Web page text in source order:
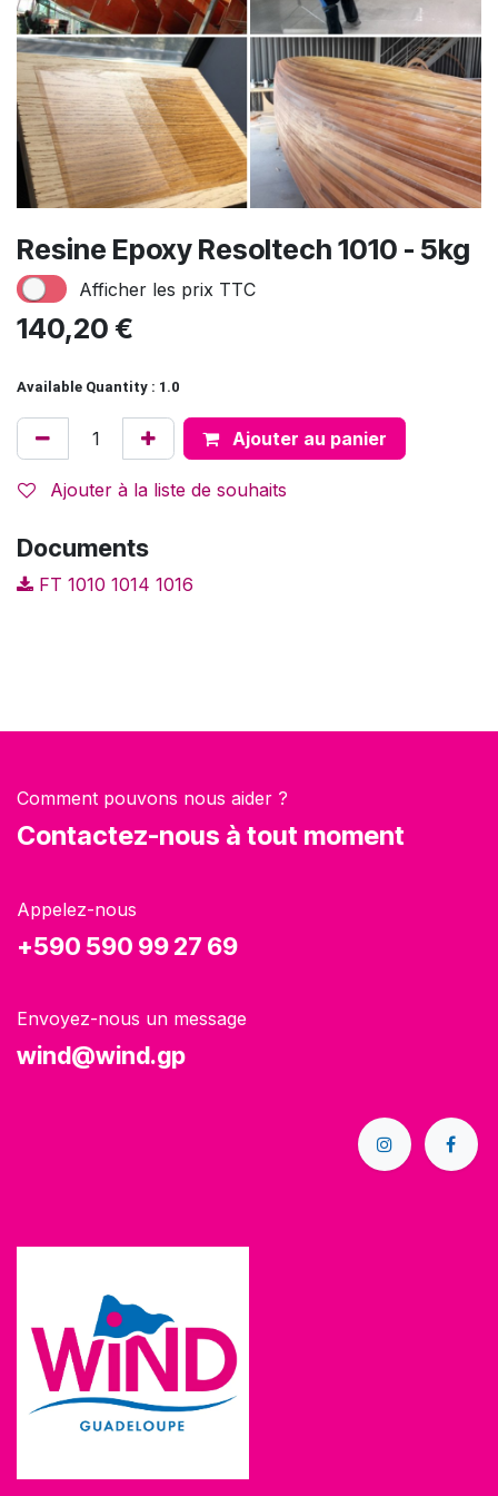
Resine Epoxy Resoltech 1010 - 5kg
Afficher les prix TTC
140,20 €
Available Quantity : 1.0
Ajouter au panier
Ajouter à la liste de souhaits
Documents
FT 1010 1014 1016
Comment pouvons nous aider ?
Contactez-nous à tout moment
Appelez-nous
+590 590 99 27 69
Envoyez-nous un message
wind@wind.gp